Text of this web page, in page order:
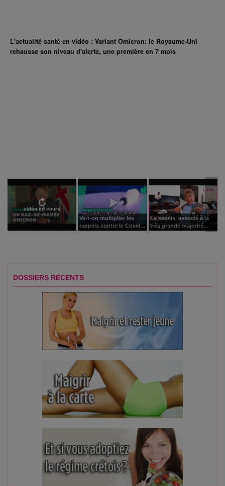
L'actualité santé en vidéo : Variant Omicron: le Royaume-Uni
rehausse son niveau d'alerte, une première en 7 mois
vidéo en cours
Va-t-on multiplier les
rappels contre le Covid...
Le sepsis, associé à la
très grande majorité...
DOSSIERS RÉCENTS